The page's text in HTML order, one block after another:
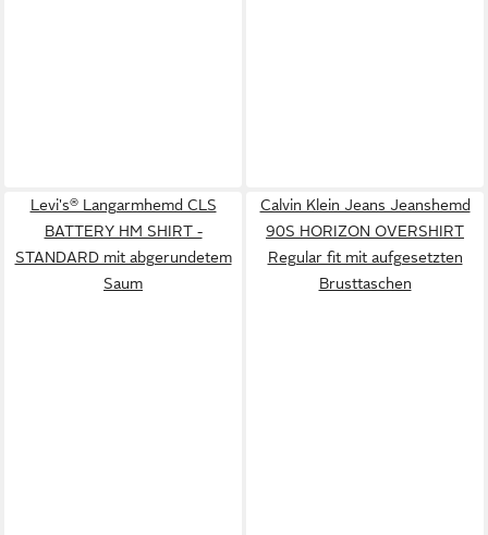
Levi's® Langarmhemd CLS
BATTERY HM SHIRT -
STANDARD mit abgerundetem
Saum
Calvin Klein Jeans Jeanshemd
90S HORIZON OVERSHIRT
Regular fit mit aufgesetzten
Brusttaschen